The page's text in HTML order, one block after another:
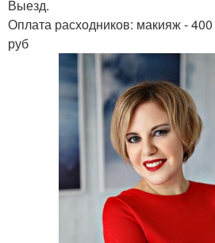
Выезд.
Оплата расходников: макияж -
руб